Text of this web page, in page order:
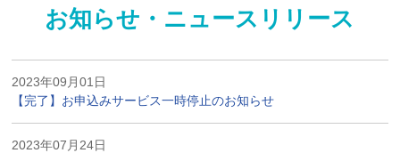
お知らせ・ニュースリリース
2023年09月01日
【完了】お申込みサービス一時停止のお知らせ
2023年07月24日